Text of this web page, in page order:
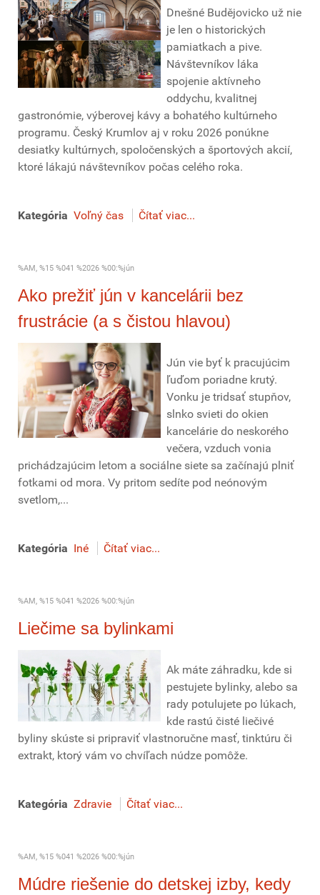
Dnešné Budějovicko už nie
je len o historických
pamiatkach a pive.
Návštevníkov láka
spojenie aktívneho
oddychu, kvalitnej
gastronómie, výberovej kávy a bohatého kultúrneho
programu. Český Krumlov aj v roku 2026 ponúkne
desiatky kultúrnych, spoločenských a športových akcií,
ktoré lákajú návštevníkov počas celého roka.
Kategória Voľný čas Čítať viac...
%AM, %15 %041 %2026 %00:%jún
Ako prežiť jún v kancelárii bez
frustrácie (a s čistou hlavou)
Jún vie byť k pracujúcim
ľuďom poriadne krutý.
Vonku je tridsať stupňov,
slnko svieti do okien
kancelárie do neskorého
večera, vzduch vonia
prichádzajúcim letom a sociálne siete sa začínajú plniť
fotkami od mora. Vy pritom sedíte pod neónovým
svetlom,...
Kategória Iné Čítať viac...
%AM, %15 %041 %2026 %00:%jún
Liečime sa bylinkami
Ak máte záhradku, kde si
pestujete bylinky, alebo sa
rady potulujete po lúkach,
kde rastú čisté liečivé
byliny skúste si pripraviť vlastnoručne masť, tinktúru či
extrakt, ktorý vám vo chvíľach núdze pomôže.
Kategória Zdravie Čítať viac...
%AM, %15 %041 %2026 %00:%jún
Múdre riešenie do detskej izby, kedy